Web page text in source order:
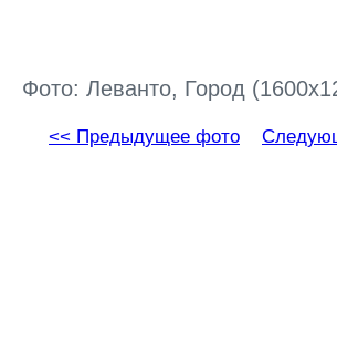
Фото: Леванто, Город
<< Предыдущее фото